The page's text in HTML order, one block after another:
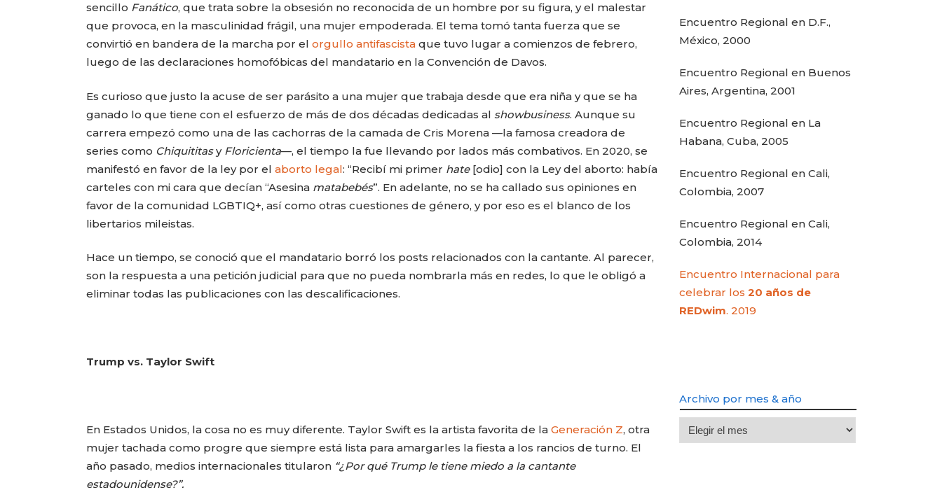
sencillo Fanático, que trata sobre la obsesión no reconocida de un hombre por su figura, y el malestar
que provoca, en la masculinidad frágil, una mujer empoderada. El tema tomó tanta fuerza que se
convirtió en bandera de la marcha por el orgullo antifascistaque tuvo lugar a comienzos de febrero,
luego de las declaraciones homofóbicas del mandatario en la Convención de Davos.
Es curioso que justo la acuse de ser parásito a una mujer que trabaja desde que era niña y que se ha
ganado lo que tiene con el esfuerzo de más de dos décadas dedicadas al showbusiness. Aunque su
carrera empezó como una de las cachorras de la camada de Cris Morena —la famosa creadora de
series como Chiquititasy Floricienta—, el tiempo la fue llevando por lados más combativos. En 2020, se
manifestó en favor de la ley por el aborto legal: “Recibí mi primer hate[odio] con la Ley del aborto: había
carteles con mi cara que decían “Asesina matabebés”. En adelante, no se ha callado sus opiniones en
favor de la comunidad LGBTIQ+, así como otras cuestiones de género, y por eso es el blanco de los
libertarios mileistas.
Hace un tiempo, se conoció que el mandatario borró los posts relacionados con la cantante. Al parecer,
son la respuesta a una petición judicial para que no pueda nombrarla más en redes, lo que le obligó a
eliminar todas las publicaciones con las descalificaciones.
Trump vs. Taylor Swift
En Estados Unidos, la cosa no es muy diferente. Taylor Swift es la artista favorita de la Generación Z, otra
mujer tachada como progre que siempre está lista para amargarles la fiesta a los rancios de turno. El
año pasado, medios internacionales titularon “¿Por qué Trump le tiene miedo a la cantante
estadounidense?”.
Encuentro Regional en D.F.,
México, 2000
Encuentro Regional en Buenos
Aires, Argentina, 2001
Encuentro Regional en La
Habana, Cuba, 2005
Encuentro Regional en Cali,
Colombia, 2007
Encuentro Regional en Cali,
Colombia, 2014
Encuentro Internacional para
celebrar los20 años de
REDwim. 2019
Archivo por mes & año
Archivo
por